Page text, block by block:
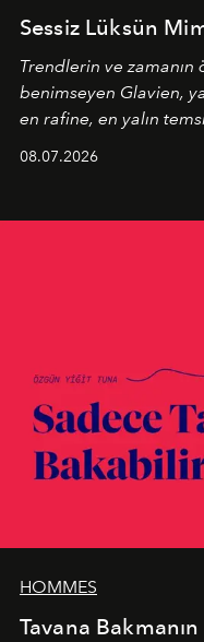
Sessiz Lüksün
Trendlerin ve
benimseyen Glavien,
en rafine, en yalın
08.07.2026
HOMMES
Tavana